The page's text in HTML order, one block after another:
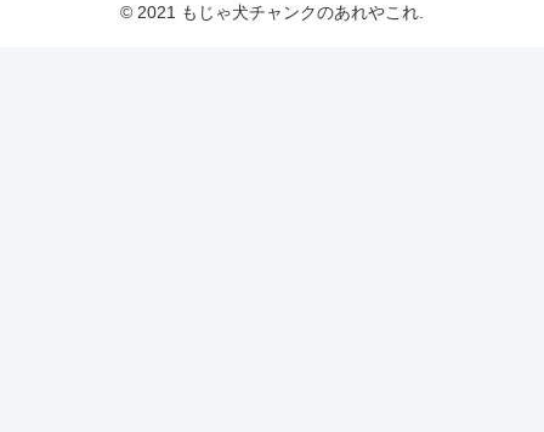
© 2021 もじゃ犬チャンクのあれやこれ.